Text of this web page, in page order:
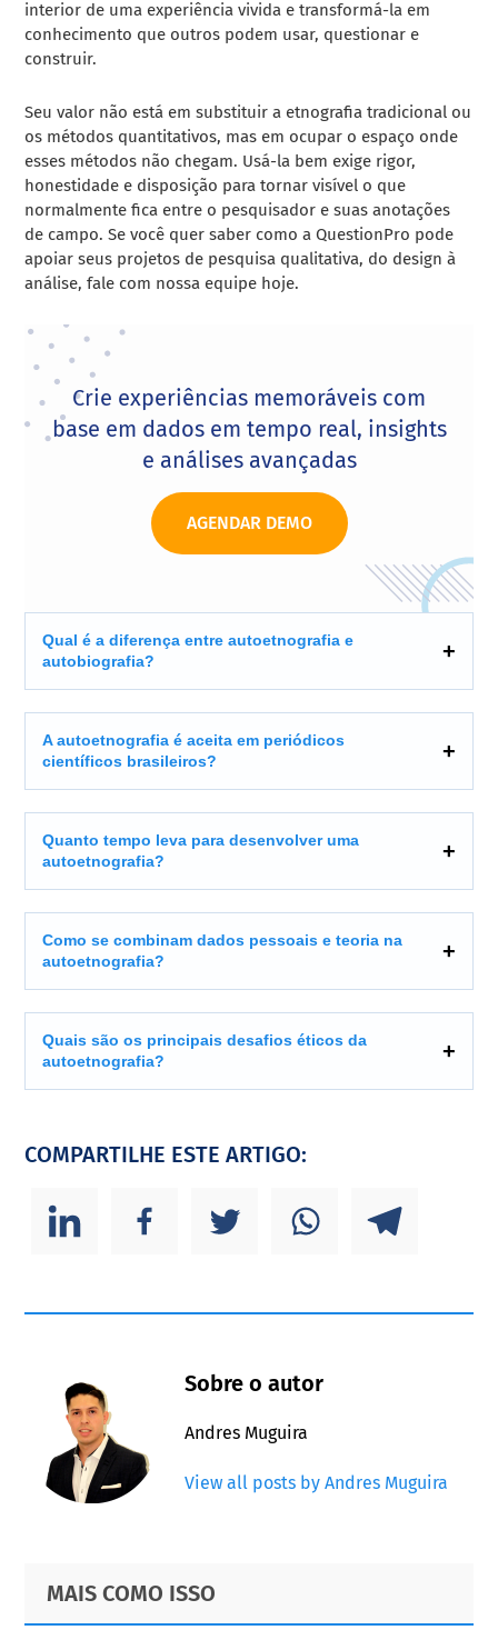
interior de uma experiência vivida e transformá-la em
conhecimento que outros podem usar, questionar e
construir.
Seu valor não está em substituir a etnografia tradicional ou
os métodos quantitativos, mas em ocupar o espaço onde
esses métodos não chegam. Usá-la bem exige rigor,
honestidade e disposição para tornar visível o que
normalmente fica entre o pesquisador e suas anotações
de campo. Se você quer saber como a QuestionPro pode
apoiar seus projetos de pesquisa qualitativa, do design à
análise, fale com nossa equipe hoje.
Crie experiências memoráveis com
base em dados em tempo real, insights
e análises avançadas
AGENDAR DEMO
Qual é a diferença entre autoetnografia e
autobiografia?
A autoetnografia é aceita em periódicos
científicos brasileiros?
Quanto tempo leva para desenvolver uma
autoetnografia?
Como se combinam dados pessoais e teoria na
autoetnografia?
Quais são os principais desafios éticos da
autoetnografia?
COMPARTILHE ESTE ARTIGO:
Sobre o autor
Andres Muguira
View all posts by Andres Muguira
Primary
Sidebar
Footer
MAIS COMO ISSO